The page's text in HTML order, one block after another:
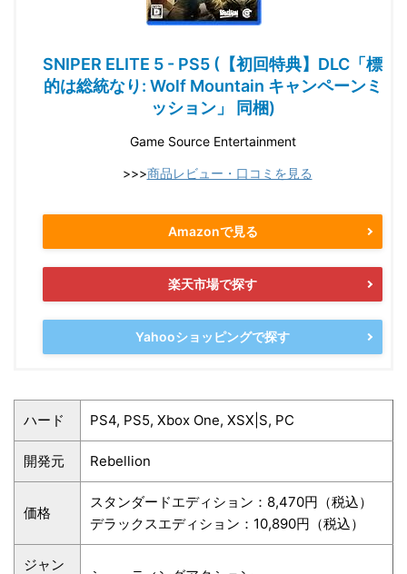
SNIPER ELITE 5 - PS5 (【初回特典】DLC「標
的は総統なり: Wolf Mountain キャンペーンミ
ッション」 同梱)
Game Source Entertainment
>>>商品レビュー・口コミを見る
Amazonで見る
楽天市場で探す
Yahooショッピングで探す
ハード PS4, PS5, Xbox One, XSX|S, PC
開発元 Rebellion
価格
スタンダードエディション：8,470円（税込）
デラックスエディション：10,890円（税込）
ジャン